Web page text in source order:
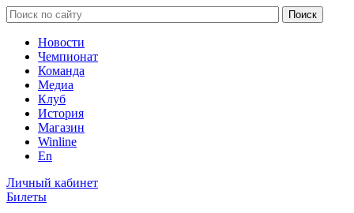
Новости
Чемпионат
Команда
Медиа
Клуб
История
Магазин
Winline
En
Личный кабинет
Билеты